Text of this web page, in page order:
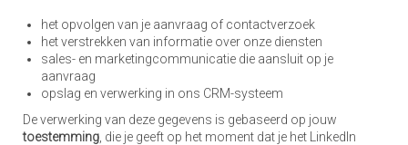
het opvolgen van je aanvraag of contactverzoek
het verstrekken van informatie over onze diensten
sales- en marketingcommunicatie die aansluit op je
aanvraag
opslag en verwerking in ons CRM-systeem
De verwerking van deze gegevens is gebaseerd op jouw
toestemming , die je geeft op het moment dat je het LinkedIn